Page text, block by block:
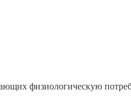
физиологическую